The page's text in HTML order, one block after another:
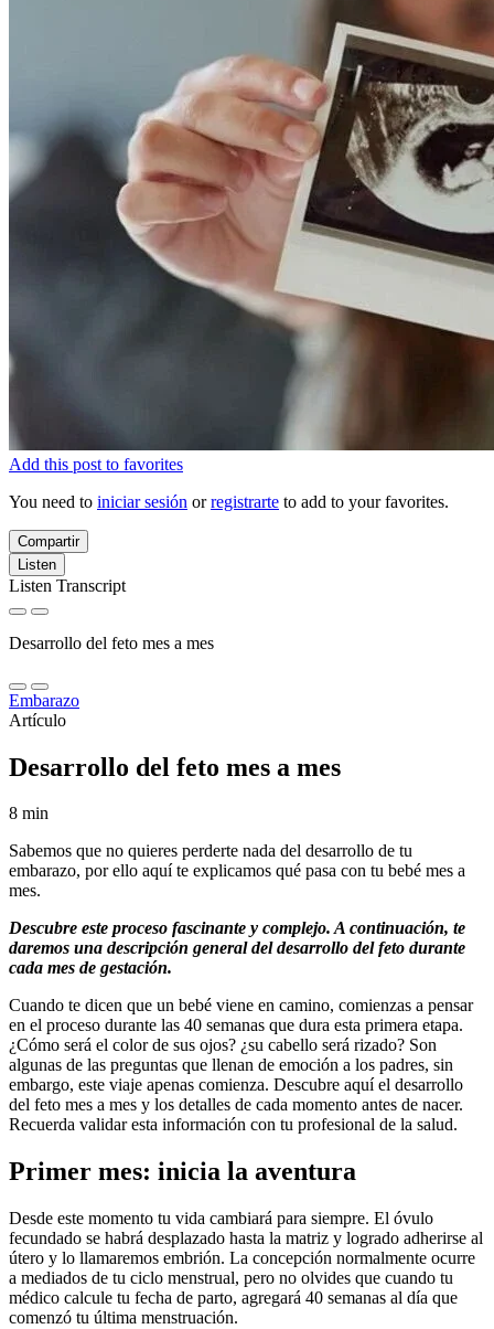
Add this post to favorites
You need to iniciar sesión orregistrarte to add to your favorites.
Compartir
Listen
Listen Transcript
Desarrollo del feto mes a mes
Embarazo
Artículo
Desarrollo del feto mes a mes
8 min
Sabemos que no quieres perderte nada del desarrollo de tu
embarazo, por ello aquí te explicamos qué pasa con tu bebé mes a
mes.
Descubre este proceso fascinante y complejo. A continuación, te
daremos una descripción general del desarrollo del feto durante
cada mes de gestación.
Cuando te dicen que un bebé viene en camino, comienzas a pensar
en el proceso durante las 40 semanas que dura esta primera etapa.
¿Cómo será el color de sus ojos? ¿su cabello será rizado? Son
algunas de las preguntas que llenan de emoción a los padres, sin
embargo, este viaje apenas comienza. Descubre aquí el desarrollo
del feto mes a mes y los detalles de cada momento antes de nacer.
Recuerda validar esta información con tu profesional de la salud.
Primer mes: inicia la aventura
Desde este momento tu vida cambiará para siempre. El óvulo
fecundado se habrá desplazado hasta la matriz y logrado adherirse al
útero y lo llamaremos embrión. La concepción normalmente ocurre
a mediados de tu ciclo menstrual, pero no olvides que cuando tu
médico calcule tu fecha de parto, agregará 40 semanas al día que
comenzó tu última menstruación.